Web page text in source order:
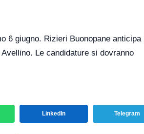
6 giugno. Rizieri Buonopane anticipa
Le candidature si dovranno
LinkedIn Telegram